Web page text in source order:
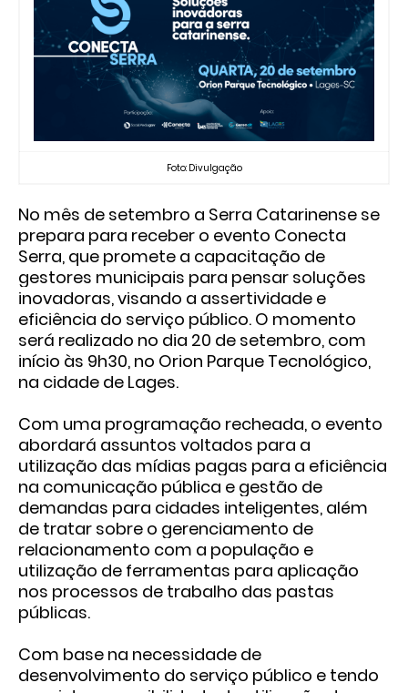
Foto: Divulgação
No mês de setembro a Serra Catarinense se
prepara para receber o evento Conecta
Serra, que promete a capacitação de
gestores municipais para pensar soluções
inovadoras, visando a assertividade e
eficiência do serviço público. O momento
será realizado no dia 20 de setembro, com
início às 9h30, no Orion Parque Tecnológico,
na cidade de Lages.
Com uma programação recheada, o evento
abordará assuntos voltados para a
utilização das mídias pagas para a eficiência
na comunicação pública e gestão de
demandas para cidades inteligentes, além
de tratar sobre o gerenciamento de
relacionamento com a população e
utilização de ferramentas para aplicação
nos processos de trabalho das pastas
públicas.
Com base na necessidade de
desenvolvimento do serviço público e tendo